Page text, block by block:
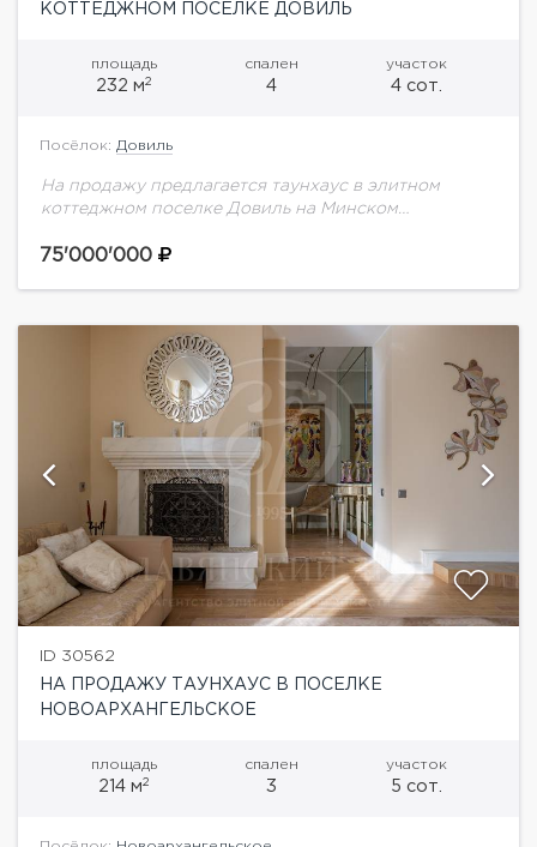
КОТТЕДЖНОМ ПОСЕЛКЕ ДОВИЛЬ
площадь
232 м2
спален
4
участок
4 сот.
Посёлок: Довиль
На продажу предлагается таунхаус в элитном
коттеджном поселке Довиль на Минском
от МКАД по Минскому или Можайскому шоссе в
75'000'000
ID 30562
НА ПРОДАЖУ ТАУНХАУС В ПОСЕЛКЕ
НОВОАРХАНГЕЛЬСКОЕ
площадь
214 м2
спален
3
участок
5 сот.